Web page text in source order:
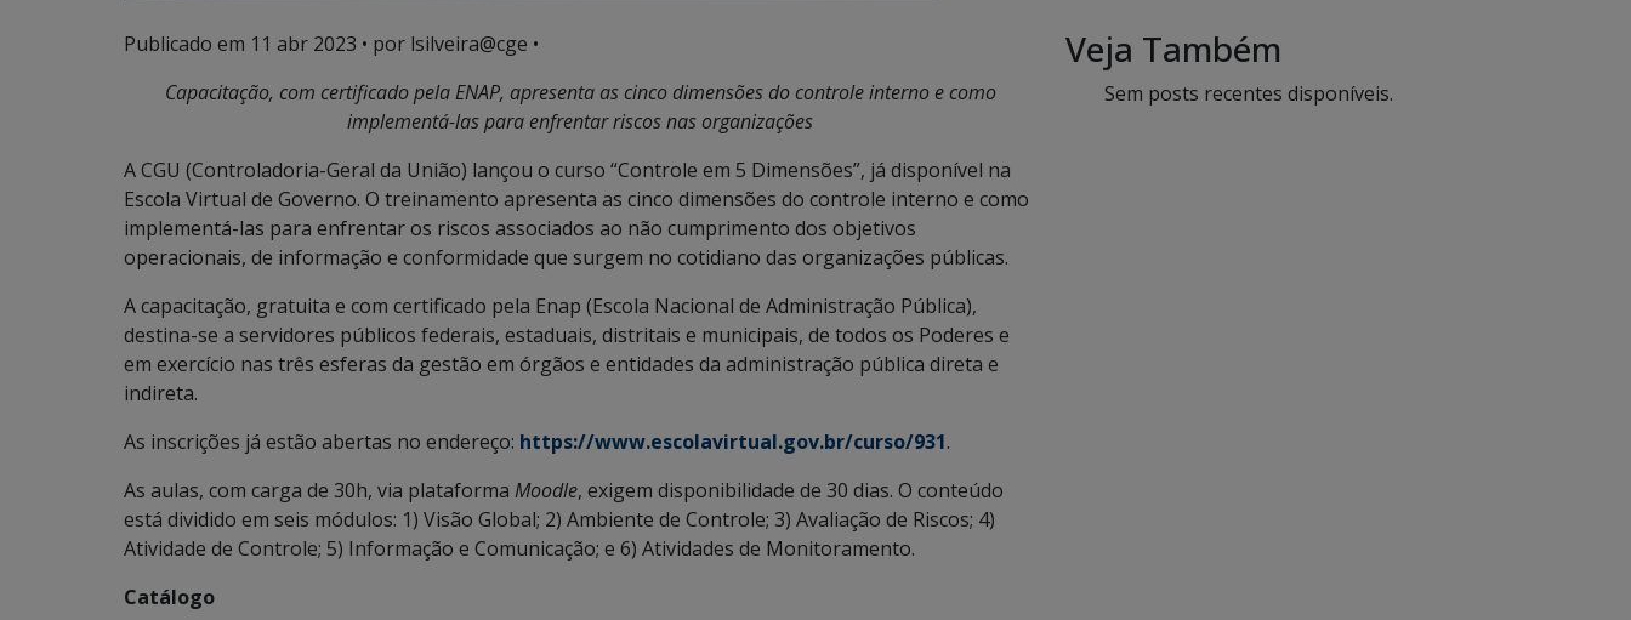
Publicado em 11 abr 2023 • por lsilveira@cge •
Capacitação, com certificado pela ENAP, apresenta as cinco dimensões do controle interno e como
implementá-las para enfrentar riscos nas organizações
A CGU (Controladoria-Geral da União) lançou o curso “Controle em 5 Dimensões”, já disponível na
Escola Virtual de Governo. O treinamento apresenta as cinco dimensões do controle interno e como
implementá-las para enfrentar os riscos associados ao não cumprimento dos objetivos
operacionais, de informação e conformidade que surgem no cotidiano das organizações públicas.
A capacitação, gratuita e com certificado pela Enap (Escola Nacional de Administração Pública),
destina-se a servidores públicos federais, estaduais, distritais e municipais, de todos os Poderes e
em exercício nas três esferas da gestão em órgãos e entidades da administração pública direta e
indireta.
As inscrições já estão abertas no endereço: https://www.escolavirtual.gov.br/curso/931.
As aulas, com carga de 30h, via plataforma Moodle, exigem disponibilidade de 30 dias. O conteúdo
está dividido em seis módulos: 1) Visão Global; 2) Ambiente de Controle; 3) Avaliação de Riscos; 4)
Atividade de Controle; 5) Informação e Comunicação; e 6) Atividades de Monitoramento.
Catálogo
Veja Também
Sem posts recentes disponíveis.